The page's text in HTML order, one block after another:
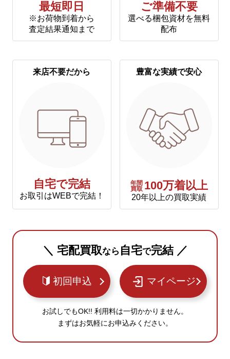
最短即日
※お荷物到着から
査定結果通知まで
ご準備不要
選べる梱包資材を無料
配布
来店不要だから
自宅で完結
お取引はWEBで完結！
豊富な実績で安心
年間
買取 100万着以上
20年以上の買取実績
＼ 宅配買取なら 自宅で完結 ／
初回申込 マイページ
お試しでもOK!! 利用料は一切かかりません。
まずはお気軽にお申込みください。